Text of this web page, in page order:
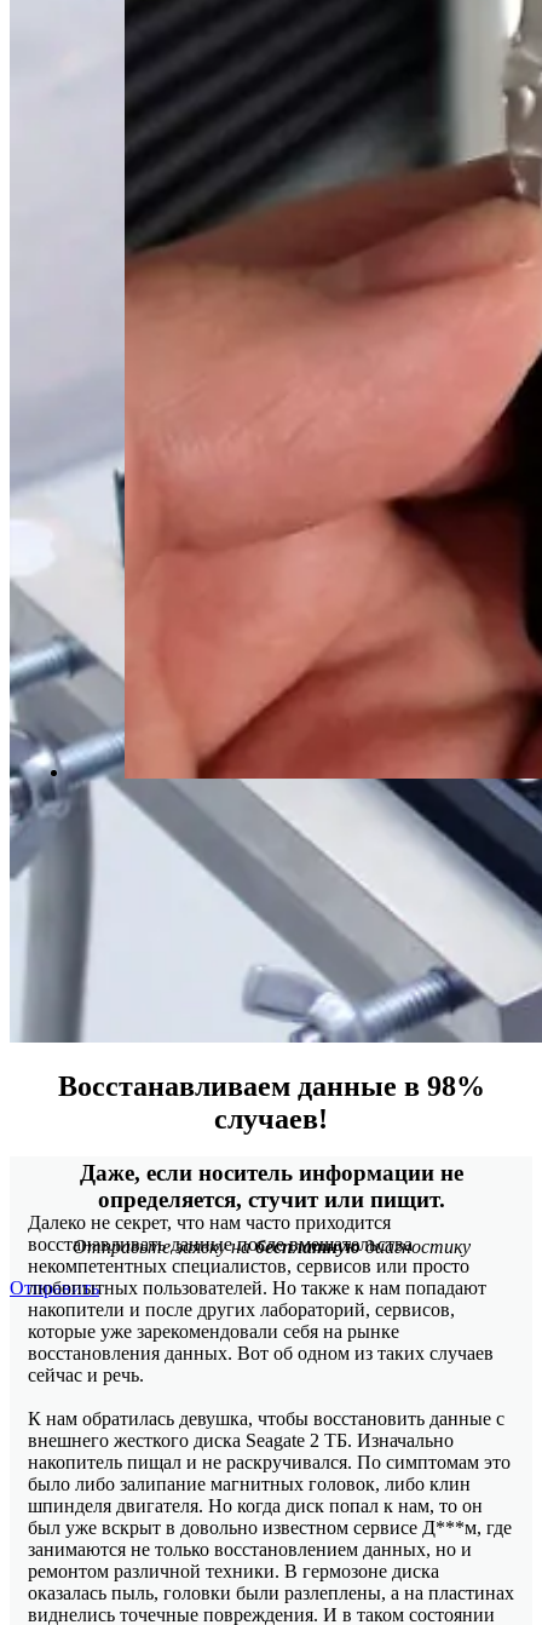
Восстанавливаем данные в 98%
случаев!
Даже, если носитель информации не
определяется, стучит или пищит.
Отправьте заявку набесплатнуюдиагностику
Отправить
Далеко не секрет, что нам часто приходится
восстанавливать данные после вмешательства
некомпетентных специалистов, сервисов или просто
любопытных пользователей. Но также к нам попадают
накопители и после других лабораторий, сервисов,
которые уже зарекомендовали себя на рынке
восстановления данных. Вот об одном из таких случаев
сейчас и речь.
К нам обратилась девушка, чтобы восстановить данные с
внешнего жесткого диска Seagate 2 ТБ. Изначально
накопитель пищал и не раскручивался. По симптомам это
было либо залипание магнитных головок, либо клин
шпинделя двигателя. Но когда диск попал к нам, то он
был уже вскрыт в довольно известном сервисе Д***м, где
занимаются не только восстановлением данных, но и
ремонтом различной техники. В гермозоне диска
оказалась пыль, головки были разлеплены, а на пластинах
виднелись точечные повреждения. И в таком состоянии